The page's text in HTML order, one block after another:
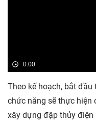
0:00
Theo kế hoạch, bắt
chức năng sẽ thực hiện
xây dựng đập thủy điện